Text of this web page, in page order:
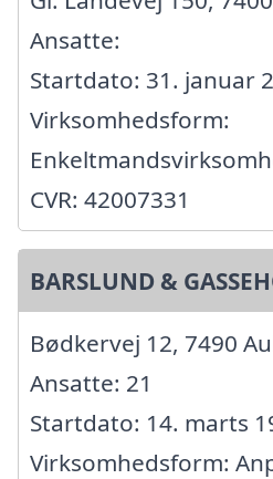
Ansatte:
Startdato: 31. januar
Virksomhedsform:
CVR: 42007331
BARSLUND &
Bødkervej 12, 7490
Ansatte: 21
Startdato: 14. marts
Virksomhedsform: